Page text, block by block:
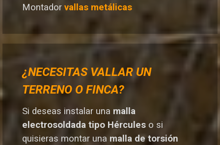
Montador vallas metálicas
¿NECESITAS VALLAR UN
TERRENO O FINCA?
Si deseas instalar una malla
electrosoldada tipo Hércules o si
quisieras montar una malla de torsión